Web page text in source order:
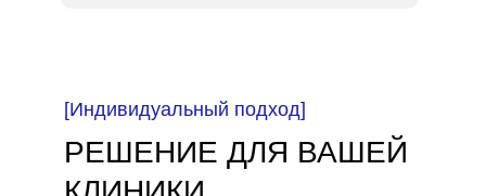
[Индивидуальный подход]
РЕШЕНИЕ ДЛЯ ВАШЕЙ